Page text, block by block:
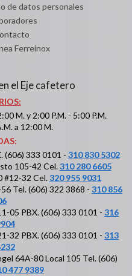
de datos personales
Ferreinox
el Eje cafetero
M. y 2:00 P.M. - 5:00 P.M.
a 12:00 M.
(606) 333 0101 - 310 830 5302
105-42 Cel.310 280 6605
#12-32 Cel.320 955 9031
Tel. (606) 322 3868 - 310 856
05 PBX. (606) 333 0101 - 316
32 PBX. (606) 333 0101 - 313
64A-80 Local 105 Tel. (606)
477 9389